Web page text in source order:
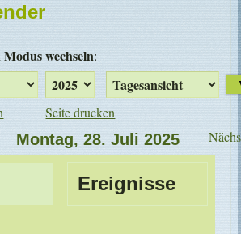
wechseln:
Seite drucken
Montag, 28. Juli 2025
Ereignisse